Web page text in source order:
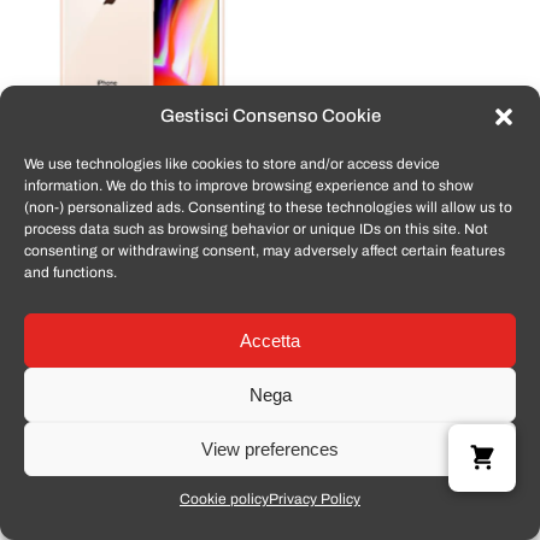
Gestisci Consenso Cookie
We use technologies like cookies to store and/or access device
information. We do this to improve browsing experience and to show
(non-) personalized ads. Consenting to these technologies will allow us to
process data such as browsing behavior or unique IDs on this site. Not
consenting or withdrawing consent, may adversely affect certain features
and functions.
Accetta
Nega
View preferences
Cookie policyPrivacy Policy
APPLE iPhone 8
a partire da:€149,07
P.IVA 02425060445 - Tomato Smartphone © 2024